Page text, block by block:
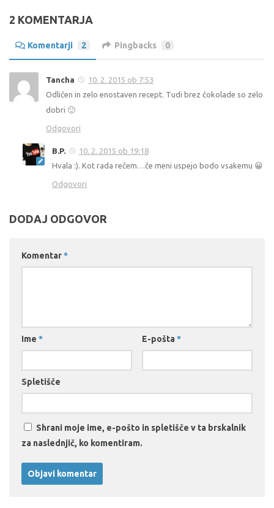
2 KOMENTARJA
Komentarji 2 Pingbacks 0
Tancha
10. 2. 2015 ob 7:53
Odličen in zelo enostaven recept. Tudi brez čokolade so zelo
dobri 🙂
Odgovori
B.P.
10. 2. 2015 ob 19:18
Hvala :). Kot rada rečem…če meni uspejo bodo vsakemu 😀
Odgovori
DODAJ ODGOVOR
Komentar*
Ime * E-pošta *
Spletišče
Shrani moje ime, e-pošto in spletišče v ta brskalnik
za naslednjič, ko komentiram.